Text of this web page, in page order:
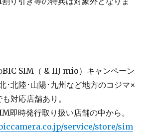
BIC SIM（ & IIJ mio）キャンペーン
･北陸･山陽･九州など地方のコジマ×
対応店舗あり。
即時発行取り扱い店舗の中から。
service/store/sim